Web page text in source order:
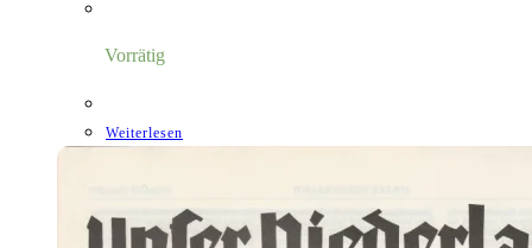
Vorrätig
Weiterlesen